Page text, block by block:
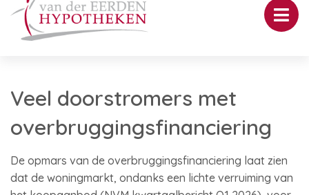
Veel doorstromers met
overbruggingsfinanciering
De opmars van de overbruggingsfinanciering laat zien
dat de woningmarkt, ondanks een lichte verruiming van